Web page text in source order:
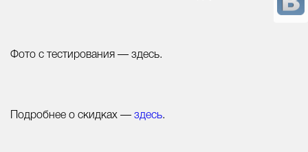
Фото с тестирования — здесь.
Подробнее о скидках — здесь.